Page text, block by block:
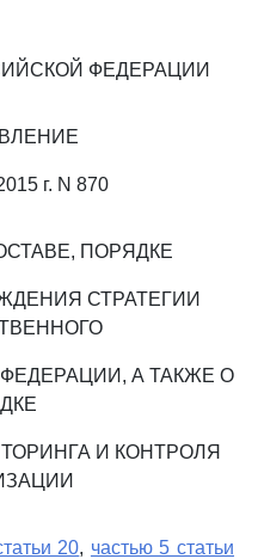
ФЕДЕРАЦИИ
г. N 870
ПОРЯДКЕ
СТРАТЕГИИ
А ТАКЖЕ О
И КОНТРОЛЯ
20, частью 5 статьи